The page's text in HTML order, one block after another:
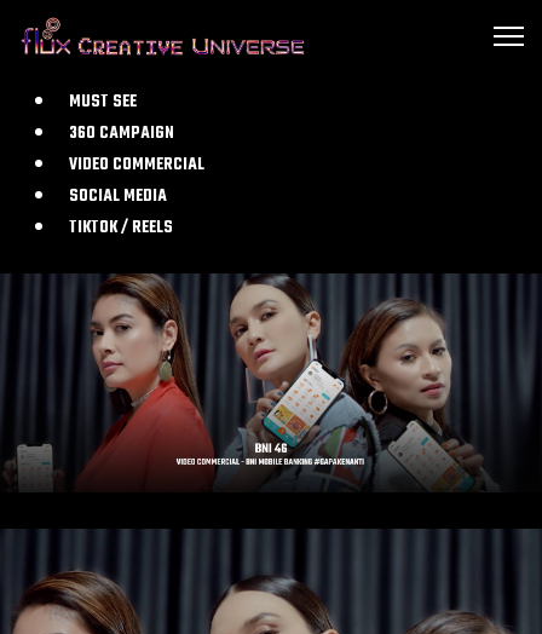
MUST SEE
360 CAMPAIGN
VIDEO COMMERCIAL
SOCIAL MEDIA
TIKTOK / REELS